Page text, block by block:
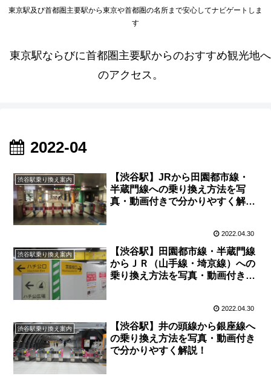
東京駅及び首都圏主要駅から東京や首都圏の名所まで安心してナビゲートしま
す
東京駅ならびに首都圏主要駅からのおすすめ観光地へ
のアクセス。
2022-04
渋谷駅乗り換え案内
【渋谷駅】JRから田園都市線・
半蔵門線への乗り換え方法を写
真・動画付きで分かりやすく解
2022.04.30
渋谷駅乗り換え案内
【渋谷駅】田園都市線・半蔵門線
からＪＲ（山手線・埼京線）への
乗り換え方法を写真・動画付きで
2022.04.30
渋谷駅乗り換え案内
【渋谷駅】井の頭線から銀座線へ
の乗り換え方法を写真・動画付き
で分かりやすく解説！